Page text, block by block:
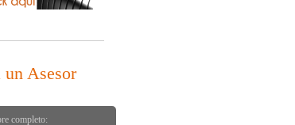
un Asesor
completo: